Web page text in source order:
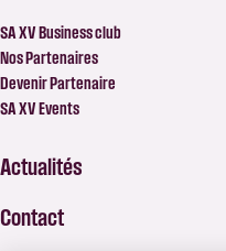
SA XV Business club
Nos Partenaires
Devenir Partenaire
SA XV Events
Actualités
Contact